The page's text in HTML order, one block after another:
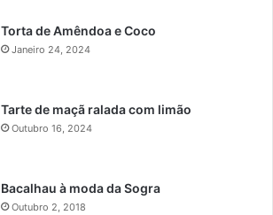
Torta de Amêndoa e Coco
Janeiro 24, 2024
Tarte de maçã ralada com limão
Outubro 16, 2024
Bacalhau à moda da Sogra
Outubro 2, 2018